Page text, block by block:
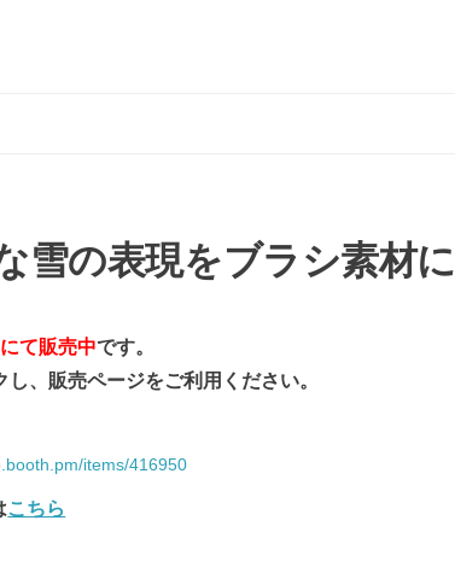
雪の表現をブラシ素材に
て販売中です。
、販売ページをご利用ください。
items/416950
こちら